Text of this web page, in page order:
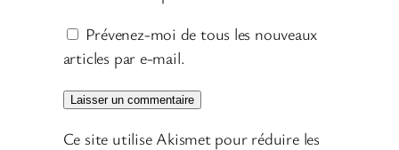
Prévenez-moi de tous les nouveaux
articles par e-mail.
Ce site utilise Akismet pour réduire les